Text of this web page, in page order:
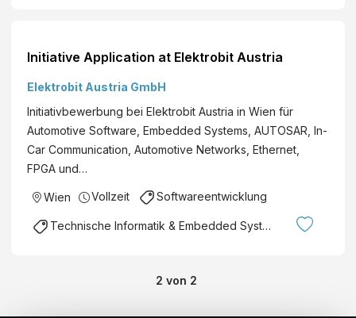
Initiative Application at Elektrobit Austria
Elektrobit Austria GmbH
Initiativbewerbung bei Elektrobit Austria in Wien für
Automotive Software, Embedded Systems, AUTOSAR, In-
Car Communication, Automotive Networks, Ethernet,
FPGA und…
Wien Vollzeit Softwareentwicklung
Technische Informatik & Embedded Systems
2 von 2